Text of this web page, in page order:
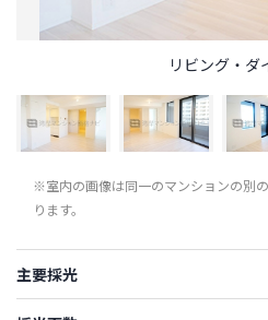
リビング・ダ
※室内の画像は同一のマンションの別
ります。
主要採光